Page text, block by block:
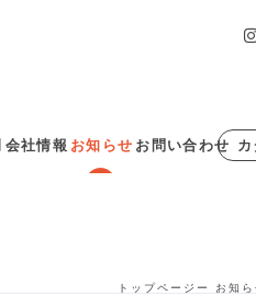
会社情報 お知らせ お問い合わせ
トップページ お知ら